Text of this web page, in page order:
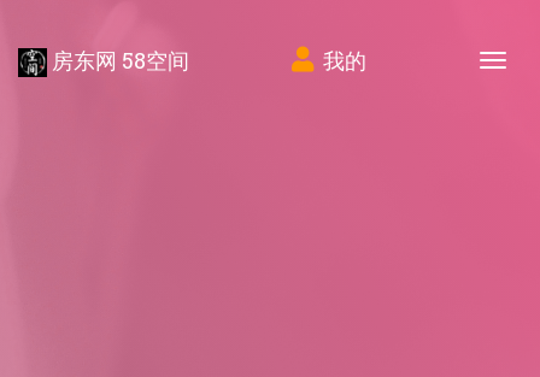
房东网 58空间 我的